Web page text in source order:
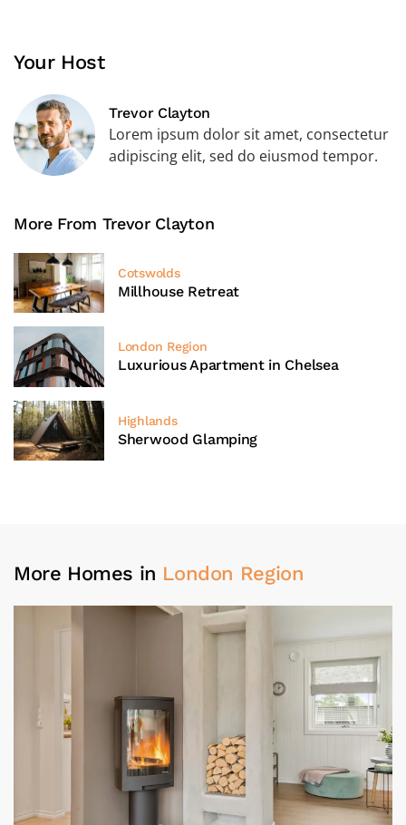
Your Host
Trevor Clayton
Lorem ipsum dolor sit amet, consectetur
adipiscing elit, sed do eiusmod tempor.
More From Trevor Clayton
Cotswolds
Millhouse Retreat
London Region
Luxurious Apartment in Chelsea
Highlands
Sherwood Glamping
More Homes in London Region